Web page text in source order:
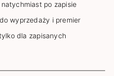
po zapisie
wyprzedaży i premier
dla zapisanych